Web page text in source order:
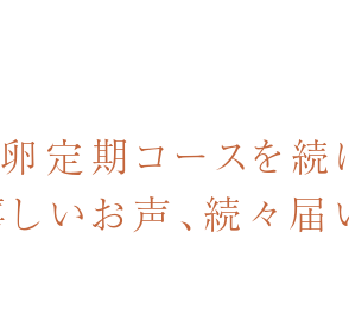
定期コースを 続
いお声、続々届